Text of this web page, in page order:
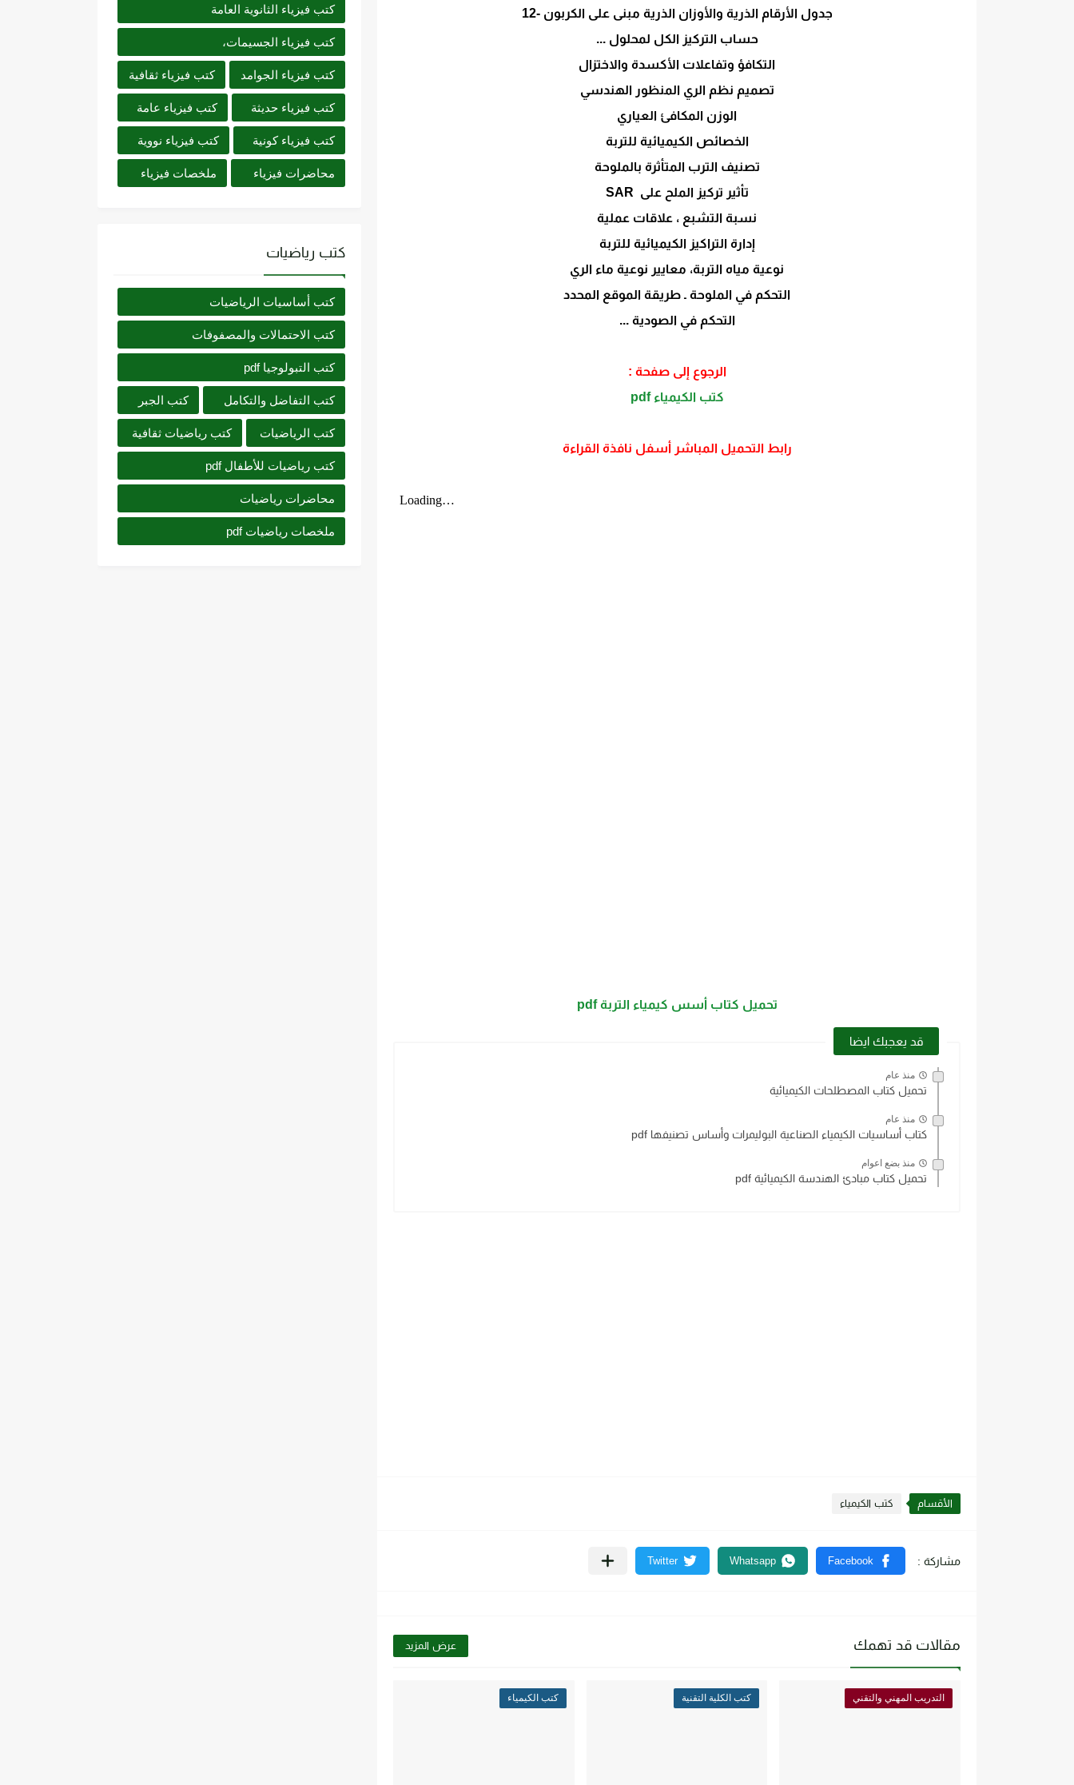
جدول الأرقام الذرية والأوزان الذرية مبنى على الكربون -12
حساب التركيز الكل لمحلول ...
التكافؤ وتفاعلات الأكسدة والاختزال
تصميم نظم الري المنظور الهندسي
الوزن المكافئ العياري
الخصائص الكيميائية للتربة
تصنيف الترب المتأثرة بالملوحة
تأثير تركيز الملح على SAR
نسبة التشبع ، علاقات عملية
إدارة التراكيز الكيميائية للتربة
نوعية مياه التربة، معايير نوعية ماء الري
التحكم في الملوحة ـ طريقة الموقع المحدد
التحكم في الصودية ...
الرجوع إلى صفحة :
كتب الكيمياء pdf
رابط التحميل المباشر أسفل نافذة القراءة
تحميل كتاب أسس كيمياء التربة pdf
قد يعجبك ايضا
منذ عام
تحميل كتاب المصطلحات الكيميائية
منذ عام
كتاب أساسيات الكيمياء الصناعية البوليمرات وأساس تصنيفها pdf
منذ بضع اعوام
تحميل كتاب مبادئ الهندسة الكيميائية pdf
الأقسام كتب الكيمياء
مقالات قد تهمك عرض المزيد
التدريب المهني والتقني كتب الكلية التقنية كتب الكيمياء
كتب فيزياء الثانوية العامة
كتب فيزياء الجسيمات،
كتب فيزياء الجوامد كتب فيزياء ثقافية
كتب فيزياء حديثة كتب فيزياء عامة
كتب فيزياء كونية كتب فيزياء نووية
محاضرات فيزياء ملخصات فيزياء
كتب رياضيات
كتب أساسيات الرياضيات
كتب الاحتمالات والمصفوفات
كتب التبولوجيا pdf
كتب التفاضل والتكامل كتب الجبر
كتب الرياضيات كتب رياضيات ثقافية
كتب رياضيات للأطفال pdf
محاضرات رياضيات
ملخصات رياضيات pdf